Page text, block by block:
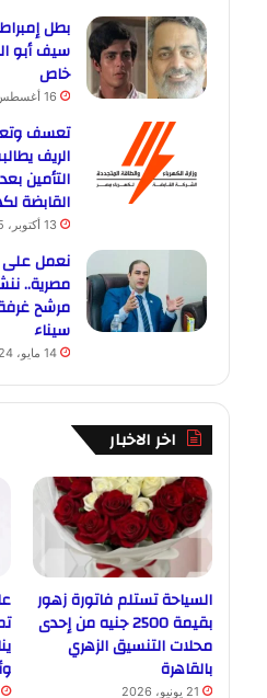
بطل
سيف أبو
خاص
16 أغسطس، 2025
تعسف
الريف
التأمين
القابضة
13 أكتوبر، 2025
نعمل على
مصرية..
مرشح
سيناء
14 مايو، 2024
اخر الاخبار
السياحة تستلم فاتورة زهور
بقيمة 2500 جنيه من إحدى
محلات التنسيق الزهري
بالقاهرة
21 يونيو، 2026